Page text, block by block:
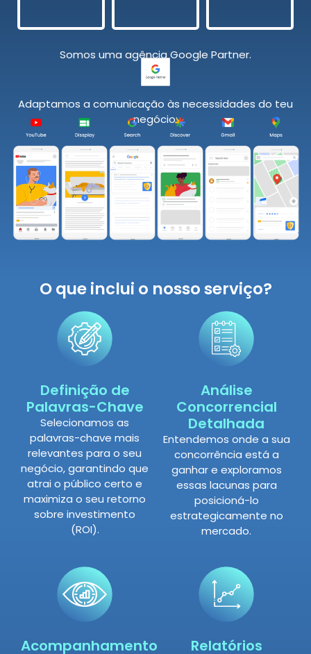
Somos uma agência Google Partner.
Adaptamos a comunicação às necessidades do teu
negócio:
O que inclui o nosso serviço?
Definição de
Palavras-Chave
Selecionamos as
palavras-chave mais
relevantes para o seu
negócio, garantindo que
atrai o público certo e
maximiza o seu retorno
sobre investimento
(ROI).
Análise
Concorrencial
Detalhada
Entendemos onde a sua
concorrência está a
ganhar e exploramos
essas lacunas para
posicioná-lo
estrategicamente no
mercado.
Acompanhamento
Relatórios